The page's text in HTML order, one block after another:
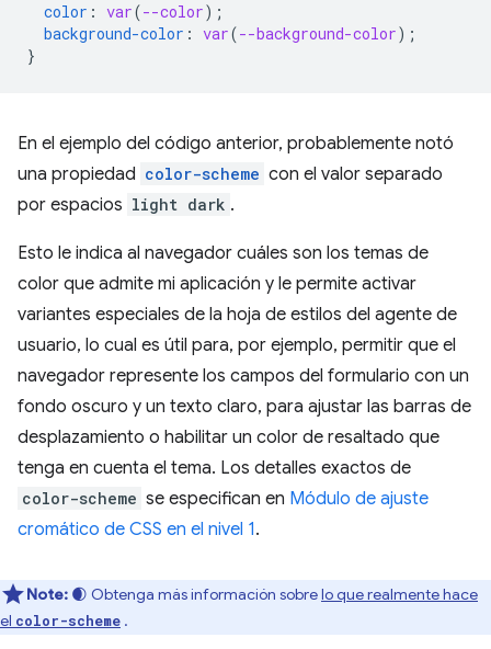
color : var(--color);
background-color : var(--background-color);
}
En el ejemplo del código anterior, probablemente notó
una propiedad color-scheme con el valor separado
por espacios light dark .
Esto le indica al navegador cuáles son los temas de
color que admite mi aplicación y le permite activar
variantes especiales de la hoja de estilos del agente de
usuario, lo cual es útil para, por ejemplo, permitir que el
navegador represente los campos del formulario con un
fondo oscuro y un texto claro, para ajustar las barras de
desplazamiento o habilitar un color de resaltado que
tenga en cuenta el tema. Los detalles exactos de
color-scheme se especifican en Módulo de ajuste
cromático de CSS en el nivel 1.
Note: 🌒 Obtenga más información sobrelo que realmente hace
el color-scheme .